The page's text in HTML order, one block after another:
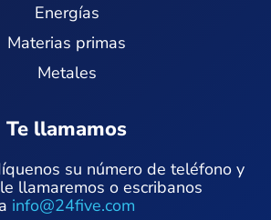
Energías
Materias primas
Metales
Te llamamos
su número de teléfono y
llamaremos o escribanos
a info@24five.com